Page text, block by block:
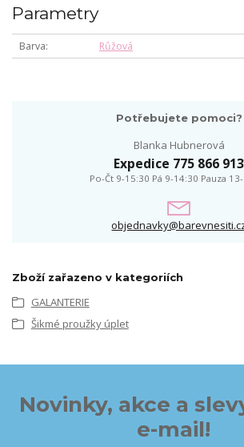
Parametry
Barva Růžová
Potřebujete pomoci?
Blanka Hubnerová
Expedice 775 866 913
Po-Čt 9-15:30 Pá 9-14:30 Pauza
Zboží zařazeno v kategoriích
GALANTERIE
Šikmé proužky úplet
Novinky, akce a
e-mail!